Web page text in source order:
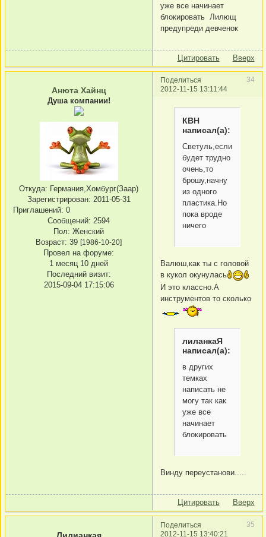
уже все начинает
блокировать Лилющ
предупреди девченок
Цитировать Вверх
Поделиться
34
2012-11-15 13:11:44
Анюта Хайнц
Душа компании!
Откуда: Германия,Хомбург(Заар)
Зарегистрирован: 2011-05-31
Приглашений: 0
Сообщений: 2594
Пол: Женский
Возраст: 39 [1986-10-20]
Провел на форуме:
1 месяц 10 дней
Последний визит:
2015-09-04 17:15:06
КВН
написал(а):
Светуль,если
будет трудно
очень,то
брошу,начну
из одного
пластика.Но
пока вроде
ничего
Валюш,как ты с головой
в кукол окунулась
И это классно.А
инструментов то сколько
лиланкаЯ
написал(а):
в других
темках
написать не
могу так как
уже все
начинает
блокировать
Винду переустанови.....
Цитировать Вверх
Поделиться
35
2012-11-15 13:40:21
Лилианкая